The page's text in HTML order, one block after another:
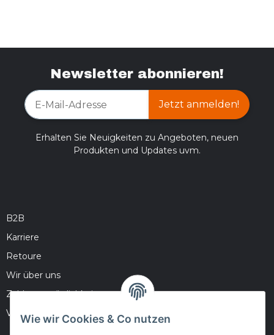
Newsletter abonnieren!
Jetzt anmelden!
Erhalten Sie Neuigkeiten zu Angeboten, neuen
Produkten und Updates uvm.
B2B
Karriere
Retoure
Wir über uns
Zahlungsmöglichkeiten
Versandinformationen
Wie wir Cookies & Co nutzen